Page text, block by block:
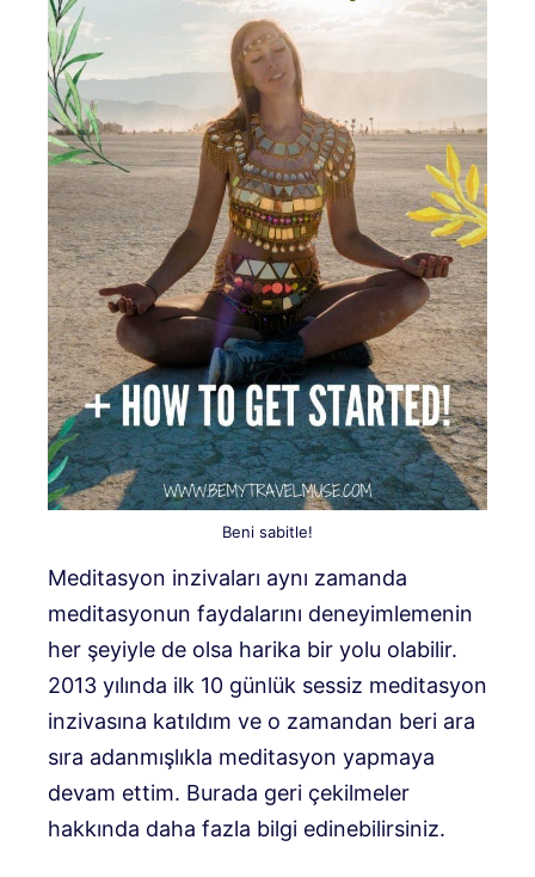
Beni sabitle!
Meditasyon inzivaları aynı zamanda
meditasyonun faydalarını deneyimlemenin
her şeyiyle de olsa harika bir yolu olabilir.
2013 yılında ilk 10 günlük sessiz meditasyon
inzivasına katıldım ve o zamandan beri ara
sıra adanmışlıkla meditasyon yapmaya
devam ettim. Burada geri çekilmeler
hakkında daha fazla bilgi edinebilirsiniz.